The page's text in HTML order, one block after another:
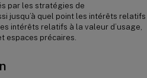
par les stratégies de
jusqu’à quel point les intérêts relatifs
intérêts relatifs à la valeur d’usage,
espaces précaires.